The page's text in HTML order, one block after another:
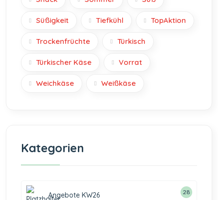
Süßigkeit Tiefkühl TopAktion
Trockenfrüchte Türkisch
Türkischer Käse Vorrat
Weichkäse Weißkäse
Kategorien
Angebote KW26 28